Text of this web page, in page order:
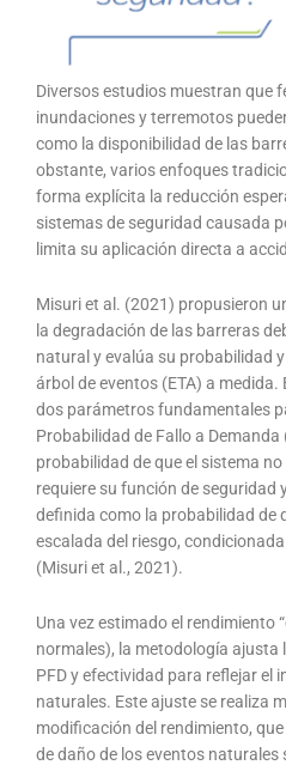
Diversos estudios muestran que
inundaciones y terremotos
como la disponibilidad de las
obstante, varios enfoques
forma explícita la reducción
sistemas de seguridad causada
limita su aplicación directa a
Misuri et al. (2021) propusieron
la degradación de las barreras
natural y evalúa su probabilidad
árbol de eventos (ETA) a
dos parámetros fundamentales
Probabilidad de Fallo a
probabilidad de que el sistema
requiere su función de seguridad
definida como la probabilidad de
escalada del riesgo,
(Misuri et al., 2021).
Una vez estimado el rendimiento
normales), la metodología ajusta
PFD y efectividad para reflejar el
naturales. Este ajuste se realiza
modificación del rendimiento,
de daño de los eventos naturales